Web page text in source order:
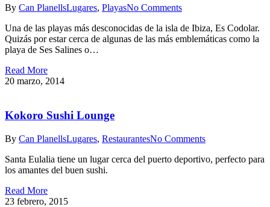
By Can PlanellsLugares, PlayasNo Comments
Una de las playas más desconocidas de la isla de Ibiza, Es Codolar.
Quizás por estar cerca de algunas de las más emblemáticas como la
playa de Ses Salines o…
Read More
20 marzo, 2014
Kokoro Sushi Lounge
By Can PlanellsLugares, RestaurantesNo Comments
Santa Eulalia tiene un lugar cerca del puerto deportivo, perfecto para
los amantes del buen sushi.
Read More
23 febrero, 2015